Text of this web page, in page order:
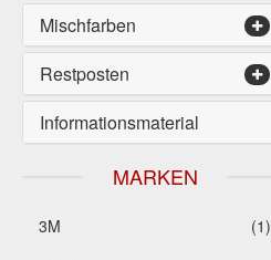
Mischfarben
Restposten
Informationsmaterial
MARKEN
(1)
3M